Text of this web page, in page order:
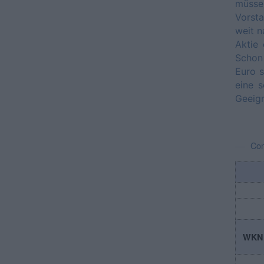
weit
Aktie
Euro
eine
WKN